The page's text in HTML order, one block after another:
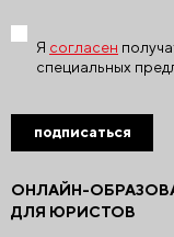
ОНЛАЙН-
ДЛЯ ЮРИСТОВ
Я согласен
специальных
подписаться